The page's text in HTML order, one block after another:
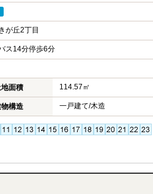
が丘2丁目
ス14分停歩6分
面積 114.57㎡
構造 一戸建て/木造